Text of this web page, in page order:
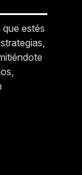
que estés